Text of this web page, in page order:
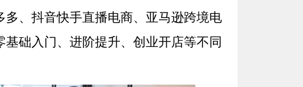
多、抖音快手直播电商、亚马逊跨境电
础入门、进阶提升、创业开店等不同